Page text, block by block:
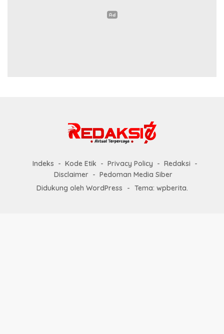
Indeks Kode Etik Privacy Policy
Redaksi
Disclaimer
Pedoman Media Siber
Didukung oleh WordPress
- Tema: wpberita.